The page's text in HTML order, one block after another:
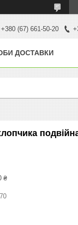
+380 (67) 661-50-20
ДОСТАВКИ
₴